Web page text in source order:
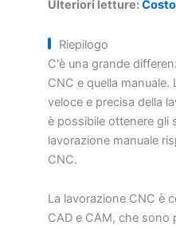
Ulteriori letture:
Riepilogo
C'è una grande
CNC e quella
veloce e precisa della
è possibile ottenere gli
lavorazione manuale
CNC.
La lavorazione CNC è
CAD e CAM, che sono